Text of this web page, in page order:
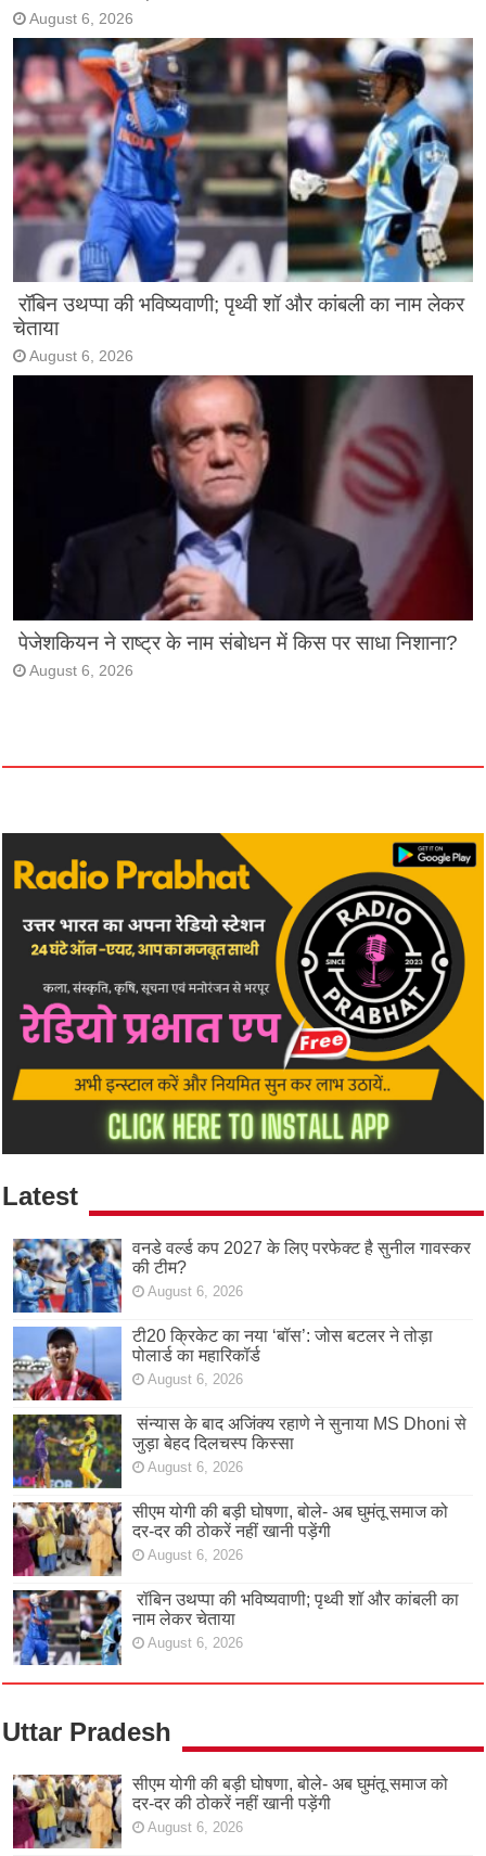
August 6, 2026
रॉबिन उथप्पा की भविष्यवाणी; पृथ्वी शॉ और कांबली का नाम लेकर
चेताया
August 6, 2026
पेजेशकियन ने राष्ट्र के नाम संबोधन में किस पर साधा निशाना?
August 6, 2026
Latest
वनडे वर्ल्ड कप 2027 के लिए परफेक्ट है सुनील गावस्कर
की टीम?
August 6, 2026
टी20 क्रिकेट का नया ‘बॉस’: जोस बटलर ने तोड़ा
पोलार्ड का महारिकॉर्ड
August 6, 2026
संन्यास के बाद अजिंक्‍य रहाणे ने सुनाया MS Dhoni से
जुड़ा बेहद दिलचस्प किस्सा
August 6, 2026
सीएम योगी की बड़ी घोषणा, बोले- अब घुमंतू समाज को
दर-दर की ठोकरें नहीं खानी पड़ेंगी
August 6, 2026
रॉबिन उथप्पा की भविष्यवाणी; पृथ्वी शॉ और कांबली का
नाम लेकर चेताया
August 6, 2026
Uttar Pradesh
सीएम योगी की बड़ी घोषणा, बोले- अब घुमंतू समाज को
दर-दर की ठोकरें नहीं खानी पड़ेंगी
August 6, 2026